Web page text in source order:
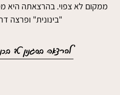
ממקום לא צפוי. בהרצאתה היא
"בינונית" ופרצה
להרצאה בסגנון טד